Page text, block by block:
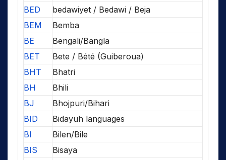
BED
bedawiyet / Bedawi / Beja
BEM
Bemba
BE
Bengali/Bangla
BET
Bete / Bété (Guiberoua)
BHT
Bhatri
BH
Bhili
BJ
Bhojpuri/Bihari
BID
Bidayuh languages
BI
Bilen/Bile
BIS
Bisaya